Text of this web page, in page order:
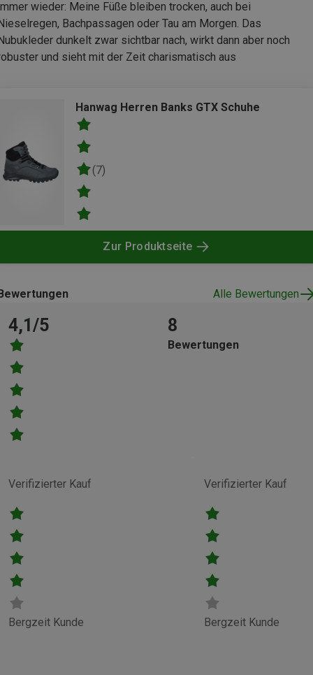
wieder: Meine Füße bleiben trocken, auch bei
Bachpassagen oder Tau am Morgen. Das
dunkelt zwar sichtbar nach, wirkt dann aber noch
und sieht mit der Zeit charismatisch aus
Hanwag Herren Banks GTX Schuhe
(7)
Zur Produktseite
Alle Bewertungen
4,1/5 8
Bewertungen
Bergzeit Kunde
Verifizierter Kauf
Bergzeit Kunde
Verifizierter Kauf